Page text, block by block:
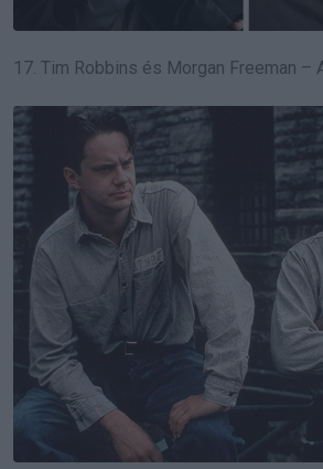
17. Tim Robbins és Morgan Freeman –